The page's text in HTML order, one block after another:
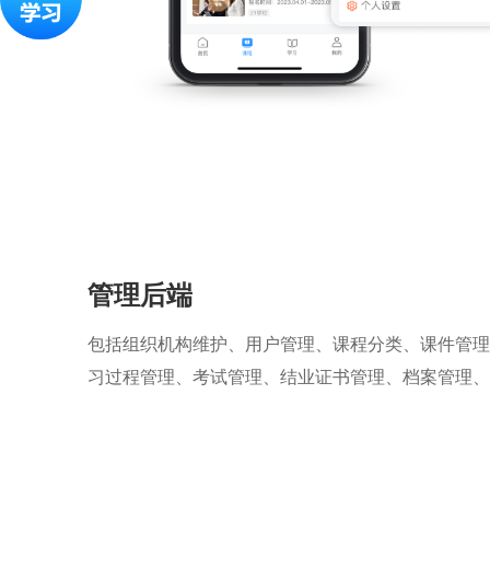
管理后端
包括组织机构维护、用户管理、课程分类、课件管
习过程管理、考试管理、结业证书管理、档案管理